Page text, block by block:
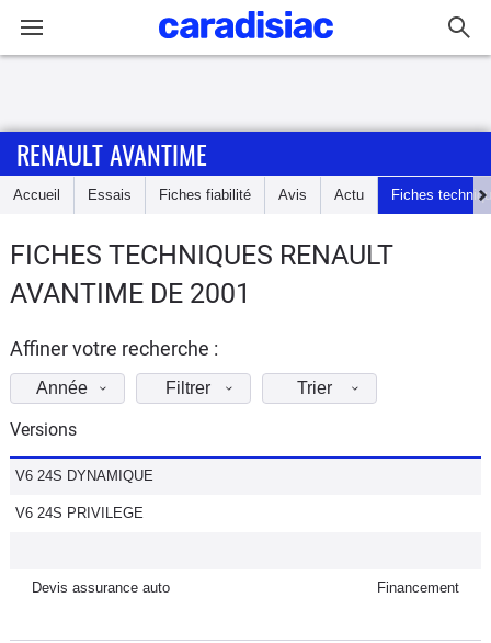
Accueil
Essais
d'achat
Electriques
Utilitaires
Flottes
Services
RENAULT AVANTIME
Accueil Essais Fiches fiabilité Avis Actu Fiches
FICHES TECHNIQUES RENAULT
AVANTIME DE 2001
Affiner votre recherche :
Année Filtrer Trier
Versions
V6 24S DYNAMIQUE
V6 24S PRIVILEGE
Devis assurance auto Financement